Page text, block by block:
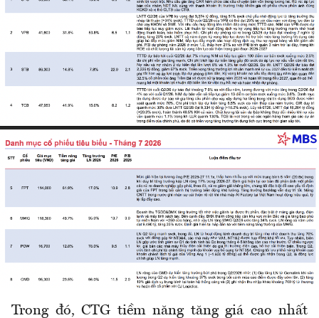
Trong đó, CTG tiềm năng tăng giá cao nhất